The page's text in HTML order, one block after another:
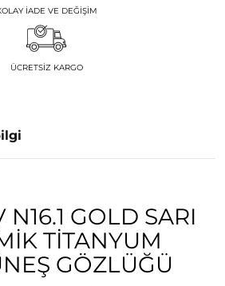
İADE VE DEĞIŞIM
ÜCRETSIZ KARGO
GOLD SARI
TITANYUM
GÖZLÜĞÜ